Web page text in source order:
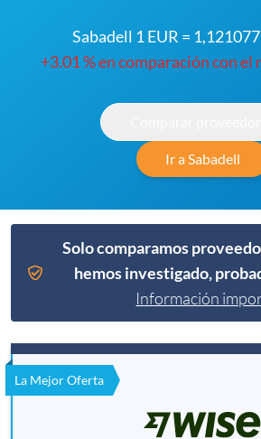
Sabadell 1 EUR =
+3.01 % en comparación con el
Ir a Sabadell
Solo comparamos
hemos investigado,
Información
La Mejor Oferta